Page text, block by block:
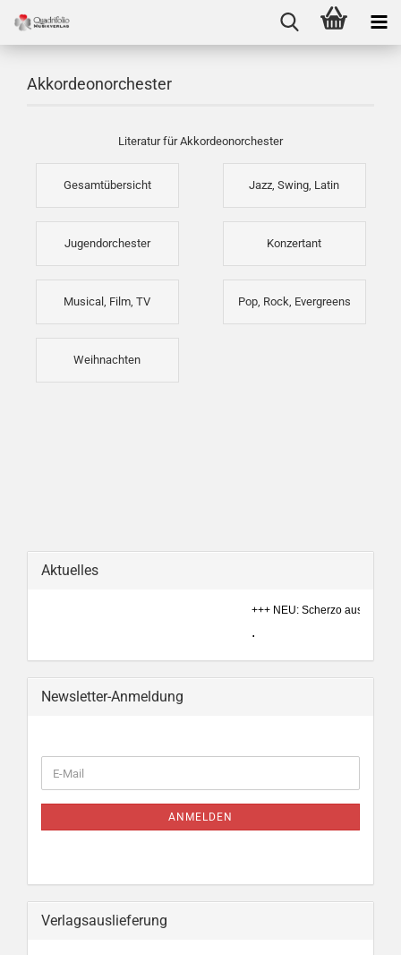
Akkordeonorchester
Literatur für Akkordeonorchester
Gesamtübersicht Jazz, Swing, Latin
Jugendorchester Konzertant
Musical, Film, TV Pop, Rock, Evergreens
Weihnachten
Aktuelles
+++ NEU: Scherzo aus: Ein
Newsletter-Anmeldung
ZUR
E-
Mail
ANMELDEN
Verlagsauslieferung